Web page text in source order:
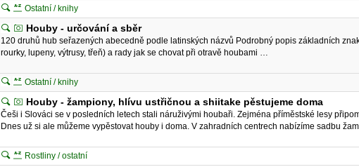
Ostatní / knihy
Houby - určování a sběr
120 druhů hub seřazených abecedně podle latinských názvů Podrobný popis základních
rourky, lupeny, výtrusy, třeň) a rady jak se chovat při otravě houbami …
Ostatní / knihy
Houby - žampiony, hlívu ustřičnou a shiitake pěstujeme doma
Češi i Slováci se v posledních letech stali náruživými houbaři. Zejména příměstské lesy
Dnes už si ale můžeme vypěstovat houby i doma. V zahradních centrech nabízíme sadbu
Rostliny / ostatní